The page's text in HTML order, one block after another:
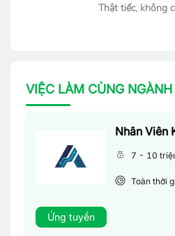
Thật tiếc, không
VIỆC LÀM CÙNG NGÀNH
Nhân Viên
7 - 10
Toàn thời gian
Ứng tuyển